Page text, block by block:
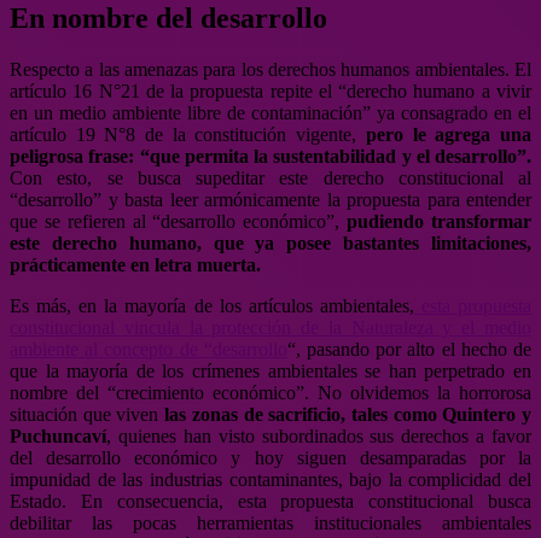
En nombre del desarrollo
Respecto a las amenazas para los derechos humanos ambientales. El
artículo 16 N°21 de la propuesta repite el “derecho humano a vivir
en un medio ambiente libre de contaminación” ya consagrado en el
artículo 19 N°8 de la constitución vigente, pero le agrega una
peligrosa frase: “que permita la sustentabilidad y el desarrollo”.
Con esto, se busca supeditar este derecho constitucional al
“desarrollo” y basta leer armónicamente la propuesta para entender
que se refieren al “desarrollo económico”,pudiendo transformar
este derecho humano, que ya posee bastantes limitaciones,
prácticamente en letra muerta.
Es más, en la mayoría de los artículos ambientales,
“, pasando por alto el hecho de
que la mayoría de los crímenes ambientales se han perpetrado en
nombre del “crecimiento económico”. No olvidemos la horrorosa
situación que vivenlas zonas de sacrificio, tales como Quintero y
Puchuncaví, quienes han visto subordinados sus derechos a favor
del desarrollo económico y hoy siguen desamparadas por la
impunidad de las industrias contaminantes, bajo la complicidad del
Estado. En consecuencia, esta propuesta constitucional busca
debilitar las pocas herramientas institucionales ambientales